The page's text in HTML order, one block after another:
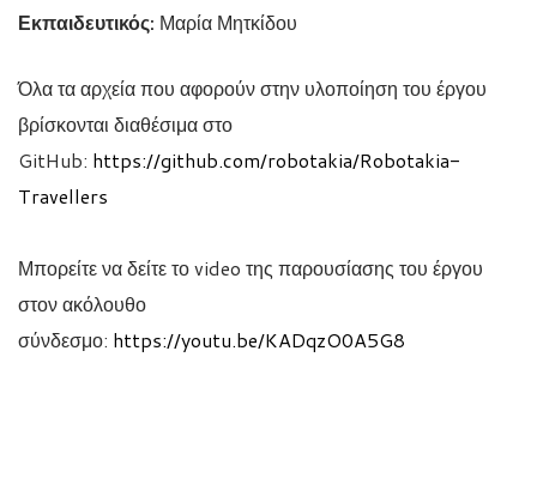
Εκπαιδευτικός: Μαρία Μητκίδου
Όλα τα αρχεία που αφορούν στην υλοποίηση του έργου
βρίσκονται διαθέσιμα στο
GitHub: https://github.com/robotakia/Robotakia-
Travellers
Μπορείτε να δείτε το video της παρουσίασης του έργου
στον ακόλουθο
σύνδεσμο: https://youtu.be/KADqzO0A5G8